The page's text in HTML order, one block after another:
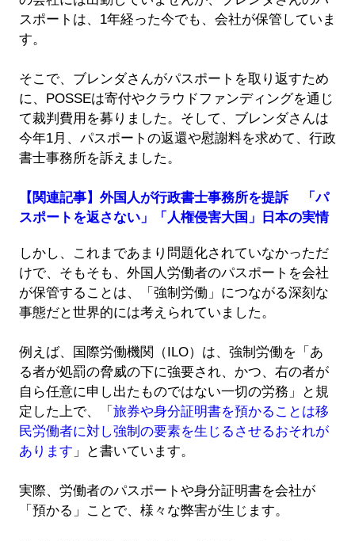
スポートは、1年経った今でも、会社が保管していま
す。
そこで、ブレンダさんがパスポートを取り返すため
に、POSSEは寄付やクラウドファンディングを通じ
て裁判費用を募りました。そして、ブレンダさんは
今年1月、パスポートの返還や慰謝料を求めて、行政
書士事務所を訴えました。
【関連記事】外国人が行政書士事務所を提訴 「パ
スポートを返さない」「人権侵害大国」日本の実情
しかし、これまであまり問題化されていなかっただ
けで、そもそも、外国人労働者のパスポートを会社
が保管することは、「強制労働」につながる深刻な
事態だと世界的には考えられていました。
例えば、国際労働機関（ILO）は、強制労働を「あ
る者が処罰の脅威の下に強要され、かつ、右の者が
自ら任意に申し出たものではない一切の労務」と規
定した上で、「 旅券や身分証明書を預かることは移
民労働者に対し強制の要素を生じるさせるおそれが
あります 」と書いています。
実際、労働者のパスポートや身分証明書を会社が
「預かる」ことで、様々な弊害が生じます。